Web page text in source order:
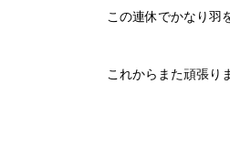
この連休でかなり羽
これからまた頑張り